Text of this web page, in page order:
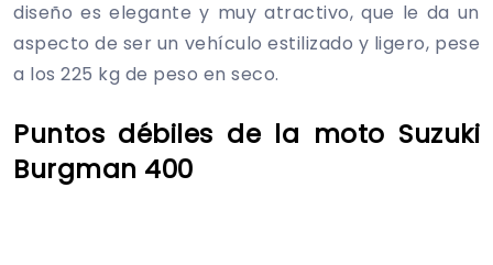
diseño es elegante y muy atractivo, que le da un
aspecto de ser un vehículo estilizado y ligero, pese
a los 225 kg de peso en seco.
Puntos débiles de la moto Suzuki
Burgman 400